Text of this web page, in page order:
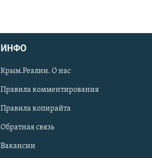
ИНФО
Крым.Реалии. О нас
Правила комментирования
Правила копирайта
Обратная связь
Вакансии